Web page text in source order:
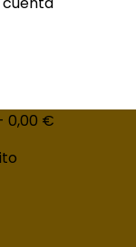
0,00 €